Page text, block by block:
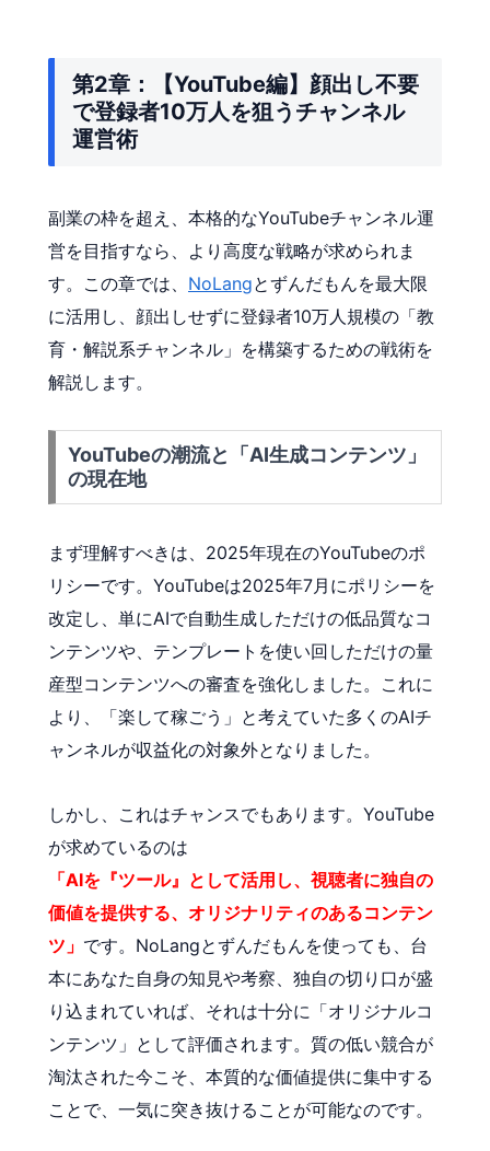
第2章：【YouTube編】顔出し不要
で登録者10万人を狙うチャンネル
運営術
副業の枠を超え、本格的なYouTubeチャンネル運
営を目指すなら、より高度な戦略が求められま
す。この章では、 NoLangとずんだもんを最大限
に活用し、顔出しせずに登録者10万人規模の「教
育・解説系チャンネル」を構築するための戦術を
解説します。
YouTubeの潮流と「AI生成コンテンツ」
の現在地
まず理解すべきは、2025年現在のYouTubeのポ
リシーです。YouTubeは2025年7月にポリシーを
改定し、単にAIで自動生成しただけの低品質なコ
ンテンツや、テンプレートを使い回しただけの量
産型コンテンツへの審査を強化しました。これに
より、「楽して稼ごう」と考えていた多くのAIチ
ャンネルが収益化の対象外となりました。
しかし、これはチャンスでもあります。YouTube
が求めているのは
「AIを『ツール』として活用し、視聴者に独自の
価値を提供する、オリジナリティのあるコンテン
ツ」 です。NoLangとずんだもんを使っても、台
本にあなた自身の知見や考察、独自の切り口が盛
り込まれていれば、それは十分に「オリジナルコ
ンテンツ」として評価されます。質の低い競合が
淘汰された今こそ、本質的な価値提供に集中する
ことで、一気に突き抜けることが可能なのです。